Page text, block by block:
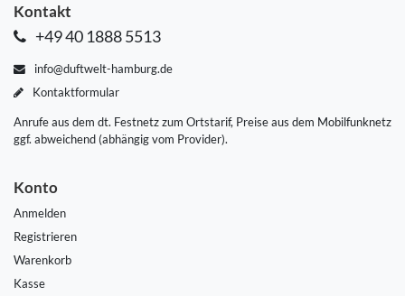
Kontakt
+49 40 1888 5513
info@duftwelt-hamburg.de
Kontaktformular
Anrufe aus dem dt. Festnetz zum Ortstarif, Preise aus dem Mobilfunknetz
ggf. abweichend (abhängig vom Provider).
Konto
Anmelden
Registrieren
Warenkorb
Kasse